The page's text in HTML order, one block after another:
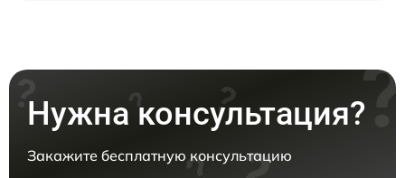
Нужна консультация?
Закажите бесплатную консультацию